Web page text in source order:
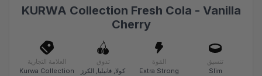
KURWA Collection Fresh Cola - Vanilla
Cherry
العلامة التجارية
Kurwa Collection
تذوق
كولا, فانيليا, الكرز
القوة
Extra Strong
تنسيق
Slim